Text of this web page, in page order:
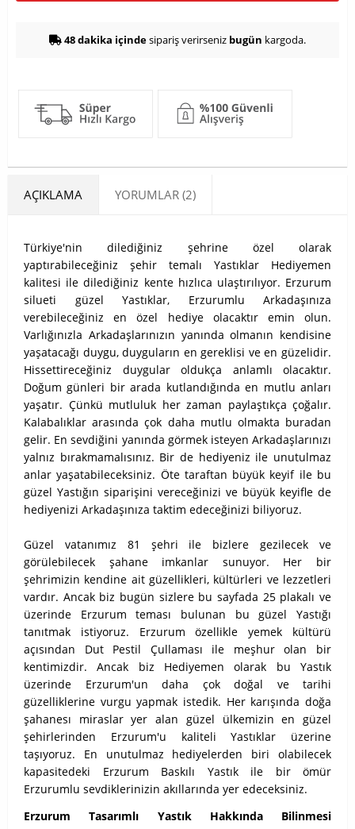
48 dakika içindesipariş verirseniz bugün kargoda.
AÇIKLAMA YORUMLAR (2)
Türkiye'nin dilediğiniz şehrine özel olarak
yaptırabileceğiniz şehir temalı Yastıklar Hediyemen
kalitesi ile dilediğiniz kente hızlıca ulaştırılıyor. Erzurum
silueti güzel Yastıklar, Erzurumlu Arkadaşınıza
verebileceğiniz en özel hediye olacaktır emin olun.
Varlığınızla Arkadaşlarınızın yanında olmanın kendisine
yaşatacağı duygu, duyguların en gereklisi ve en güzelidir.
Hissettireceğiniz duygular oldukça anlamlı olacaktır.
Doğum günleri bir arada kutlandığında en mutlu anları
yaşatır. Çünkü mutluluk her zaman paylaştıkça çoğalır.
Kalabalıklar arasında çok daha mutlu olmakta buradan
gelir. En sevdiğini yanında görmek isteyen Arkadaşlarınızı
yalnız bırakmamalısınız. Bir de hediyeniz ile unutulmaz
anlar yaşatabileceksiniz. Öte taraftan büyük keyif ile bu
güzel Yastığın siparişini vereceğinizi ve büyük keyifle de
hediyenizi Arkadaşınıza taktim edeceğinizi biliyoruz.
Güzel vatanımız 81 şehri ile bizlere gezilecek ve
görülebilecek şahane imkanlar sunuyor. Her bir
şehrimizin kendine ait güzellikleri, kültürleri ve lezzetleri
vardır. Ancak biz bugün sizlere bu sayfada 25 plakalı ve
üzerinde Erzurum teması bulunan bu güzel Yastığı
tanıtmak istiyoruz. Erzurum özellikle yemek kültürü
açısından Dut Pestil Çullaması ile meşhur olan bir
kentimizdir. Ancak biz Hediyemen olarak bu Yastık
üzerinde Erzurum'un daha çok doğal ve tarihi
güzelliklerine vurgu yapmak istedik. Her karışında doğa
şahanesı miraslar yer alan güzel ülkemizin en güzel
şehirlerinden Erzurum'u kaliteli Yastıklar üzerine
taşıyoruz. En unutulmaz hediyelerden biri olabilecek
kapasitedeki Erzurum Baskılı Yastık ile bir ömür
Erzurumlu sevdiklerinizin akıllarında yer edeceksiniz.
Erzurum Tasarımlı Yastık Hakkında Bilinmesi